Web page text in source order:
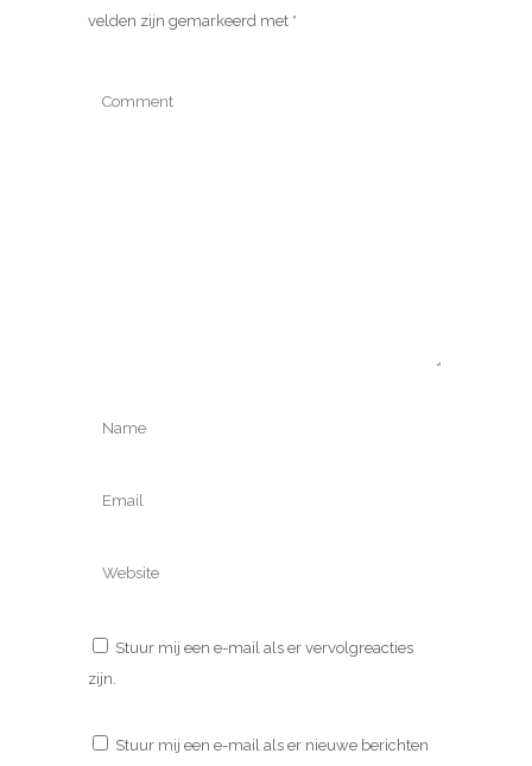
velden zijn gemarkeerd met *
Stuur mij een e-mail als er vervolgreacties
zijn.
Stuur mij een e-mail als er nieuwe berichten